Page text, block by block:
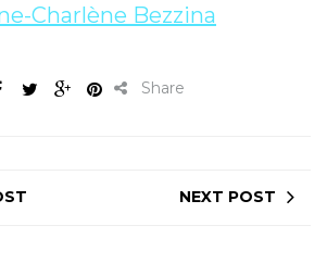
Charlène Bezzina
Share
NEXT POST